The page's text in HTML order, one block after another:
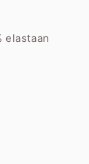
elastaan